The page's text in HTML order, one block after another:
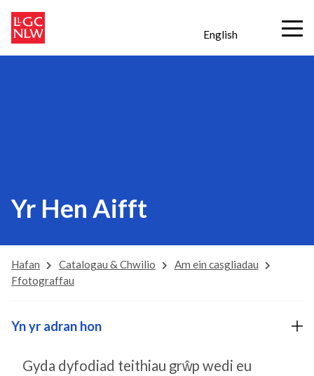
English
Yr Hen Aifft
Hafan Catalogau & Chwilio
Am ein casgliadau
Ffotograffau
Gyda dyfodiad teithiau grŵp wedi eu
Yn yr adran hon